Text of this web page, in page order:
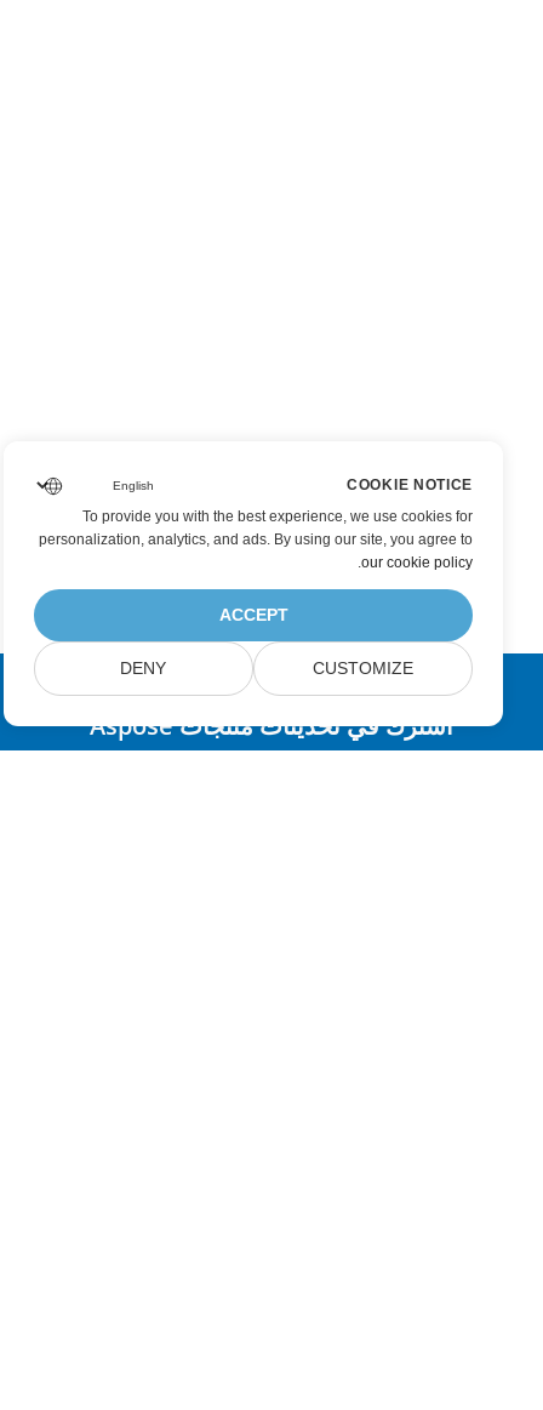
اشترك في تحديثات منتجات Aspose
احصل على النشرات الإخبارية الشهرية والعروض مباشرةً في صندوق
COOKIE NOTICE
To provide you with the best experience, we use cookies for
personalization, analytics, and ads. By using our site, you agree to
our cookie policy
.
ACCEPT
CUSTOMIZE
DENY